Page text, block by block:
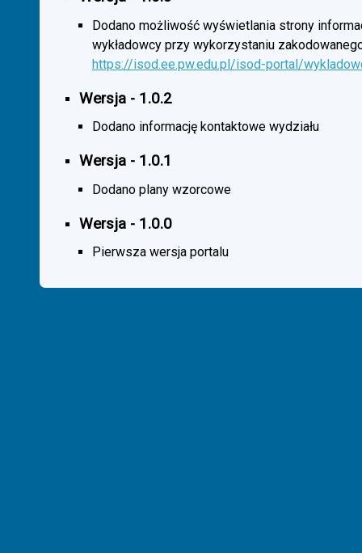
Dodano możliwość wyświetlania strony
wykładowcy przy wykorzystaniu
https://isod.ee.pw.edu.pl/isod-portal/
Wersja - 1.0.2
Dodano informację kontaktowe wydziału
Wersja - 1.0.1
Dodano plany wzorcowe
Wersja - 1.0.0
Pierwsza wersja portalu